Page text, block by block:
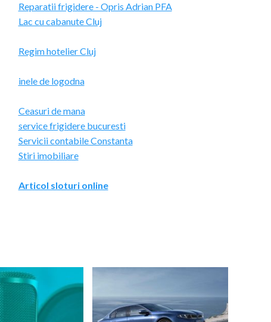
Reparatii frigidere - Opris Adrian PFA
Lac cu cabanute Cluj
Regim hotelier Cluj
inele de logodna
Ceasuri de mana
service frigidere bucuresti
Servicii contabile Constanta
Stiri imobiliare
Articol sloturi online